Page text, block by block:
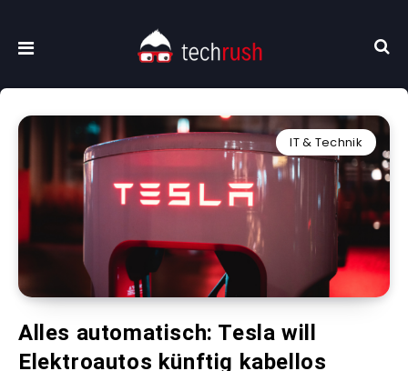
IT & Technik
Alles automatisch: Tesla will
Elektroautos künftig kabellos